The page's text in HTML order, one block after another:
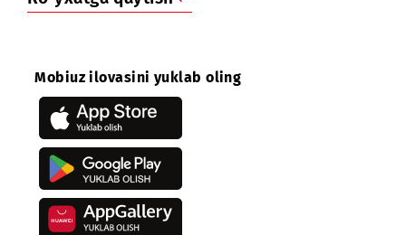
Keltirilgan noqulayliklar uchun uzr so'raymiz.
Mobiuz ilovasini yuklab oling